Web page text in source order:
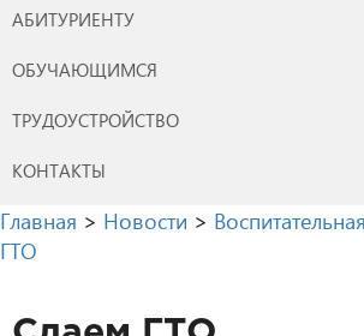
АБИТУРИЕНТУ
ОБУЧАЮЩИМСЯ
ТРУДОУСТРОЙСТВО
КОНТАКТЫ
Главная > Новости >
ГТО